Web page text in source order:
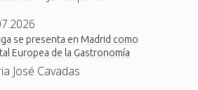
se presenta en Madrid como
Europea de la Gastronomía
José Cavadas